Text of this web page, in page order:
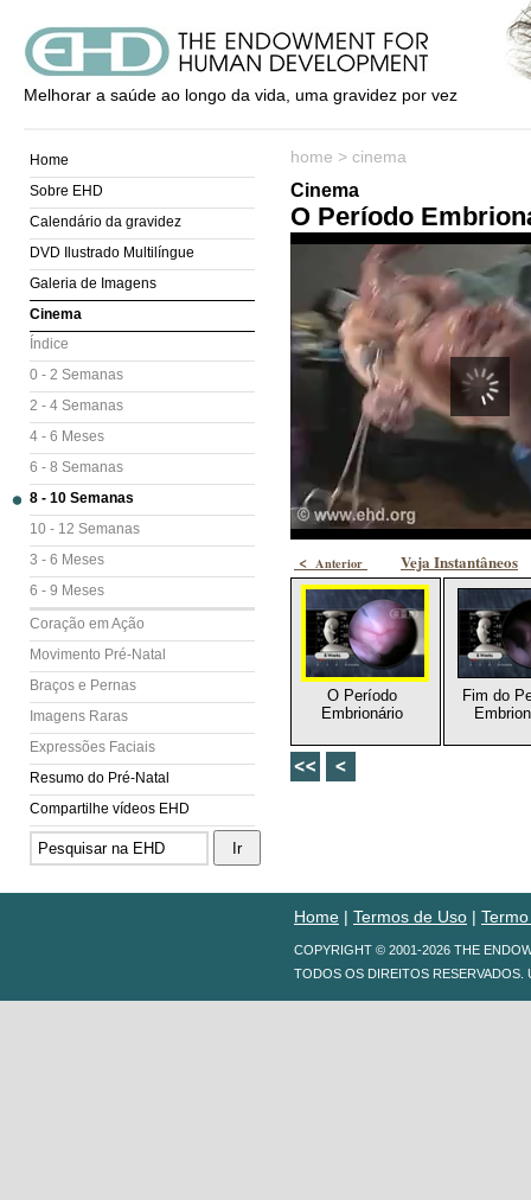
Melhorar a saúde ao longo da vida, uma gravidez por vez
Home
Sobre EHD
Calendário da gravidez
DVD Ilustrado Multilíngue
Galeria de Imagens
Cinema
Índice
0 - 2 Semanas
2 - 4 Semanas
4 - 6 Meses
6 - 8 Semanas
8 - 10 Semanas
10 - 12 Semanas
3 - 6 Meses
6 - 9 Meses
Coração em Ação
Movimento Pré-Natal
Braços e Pernas
Imagens Raras
Expressões Faciais
Resumo do Pré-Natal
Compartilhe vídeos EHD
home > cinema
Cinema
O Período
< Anterior Veja Instantâneos
O Período
Embrionário
Fim do
Home | Termos de Uso |
COPYRIGHT © 2001-2026 THE
TODOS OS DIREITOS